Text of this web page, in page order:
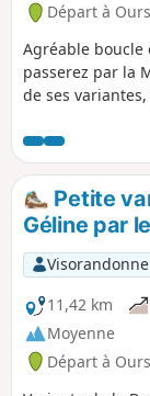
Départ à
Agréable boucle
passerez par la
de ses
une descente et
et un dernier
aussi un
à 3h45.Petite
Géline par
11,42 km
Moyenne
Départ à